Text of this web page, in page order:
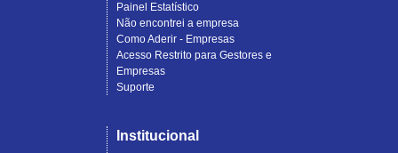
Painel Estatístico
Não encontrei a empresa
Como Aderir - Empresas
Acesso Restrito para Gestores e
Empresas
Suporte
Institucional